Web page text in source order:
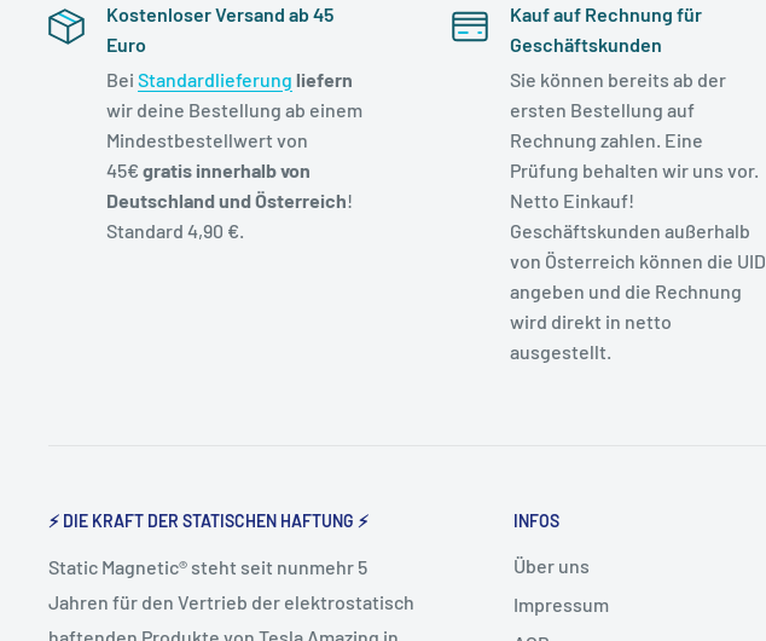
Kostenloser Versand ab 45
Euro
Bei Standardlieferung liefern
wir deine Bestellung ab einem
Mindestbestellwert von
45€ gratis innerhalb von
Deutschland und Österreich!
Standard 4,90 €.
Kauf auf Rechnung für
Geschäftskunden
Sie können bereits ab der
ersten Bestellung auf
Rechnung zahlen. Eine
Prüfung behalten wir uns vor.
Netto Einkauf!
Geschäftskunden außerhalb
von Österreich können die UID
angeben und die Rechnung
wird direkt in netto
ausgestellt.
⚡ DIE KRAFT DER STATISCHEN HAFTUNG ⚡
Static Magnetic® steht seit nunmehr 5
Jahren für den Vertrieb der elektrostatisch
INFOS
Über uns
Impressum